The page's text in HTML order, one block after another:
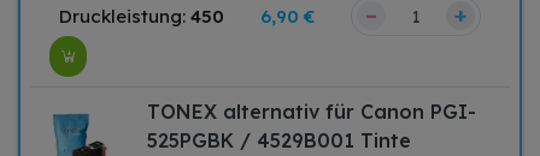
Druckleistung: 450 6,90 € – +
TONEX alternativ für Canon PGI-
525PGBK / 4529B001 Tinte